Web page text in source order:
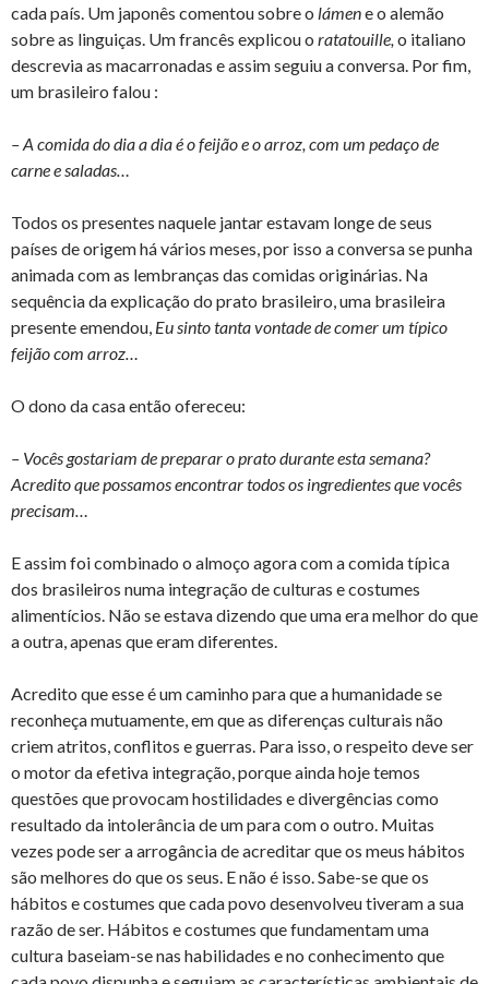
cada país. Um japonês comentou sobre o lámene o alemão
sobre as linguiças. Um francês explicou o ratatouille, o italiano
descrevia as macarronadas e assim seguiu a conversa. Por fim,
um brasileiro falou :
– A comida do dia a dia é o feijão e o arroz, com um pedaço de
carne e saladas…
Todos os presentes naquele jantar estavam longe de seus
países de origem há vários meses, por isso a conversa se punha
animada com as lembranças das comidas originárias. Na
sequência da explicação do prato brasileiro, uma brasileira
presente emendou, Eu sinto tanta vontade de comer um típico
feijão com arroz…
O dono da casa então ofereceu:
– Vocês gostariam de preparar o prato durante esta semana?
Acredito que possamos encontrar todos os ingredientes que vocês
precisam…
E assim foi combinado o almoço agora com a comida típica
dos brasileiros numa integração de culturas e costumes
alimentícios. Não se estava dizendo que uma era melhor do que
a outra, apenas que eram diferentes.
Acredito que esse é um caminho para que a humanidade se
reconheça mutuamente, em que as diferenças culturais não
criem atritos, conflitos e guerras. Para isso, o respeito deve ser
o motor da efetiva integração, porque ainda hoje temos
questões que provocam hostilidades e divergências como
resultado da intolerância de um para com o outro. Muitas
vezes pode ser a arrogância de acreditar que os meus hábitos
são melhores do que os seus. E não é isso. Sabe-se que os
hábitos e costumes que cada povo desenvolveu tiveram a sua
razão de ser. Hábitos e costumes que fundamentam uma
cultura baseiam-se nas habilidades e no conhecimento que